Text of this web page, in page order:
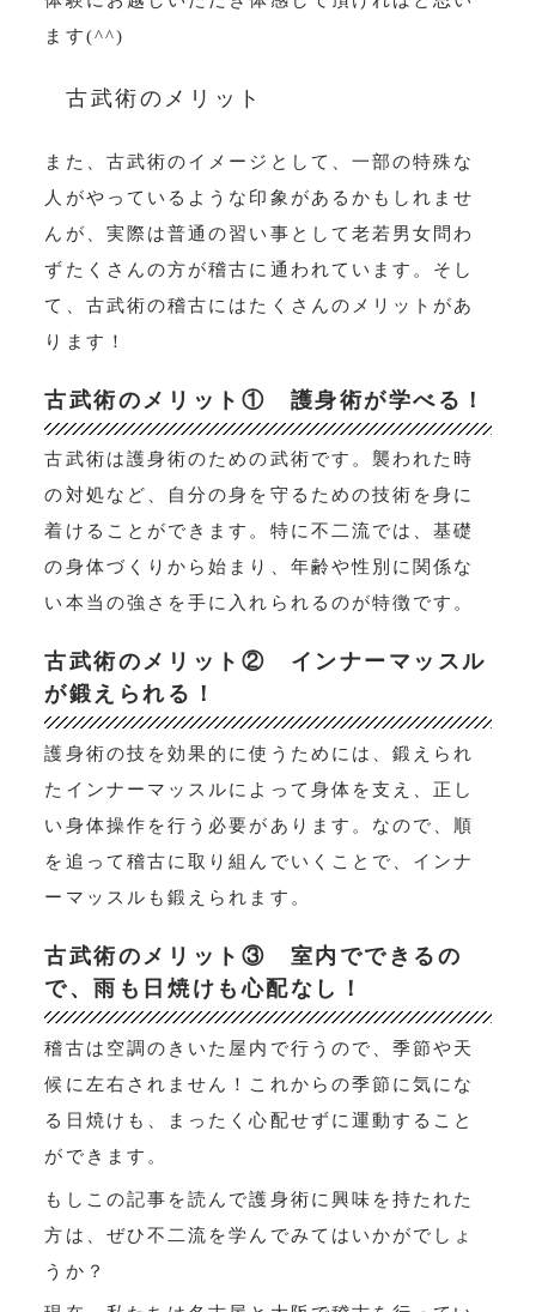
ます(^^)
古武術のメリット
また、古武術のイメージとして、一部の特殊な
人がやっているような印象があるかもしれませ
んが、実際は普通の習い事として老若男女問わ
ずたくさんの方が稽古に通われています。そし
て、古武術の稽古にはたくさんのメリットがあ
ります！
古武術のメリット① 護身術が学べる！
古武術は護身術のための武術です。襲われた時
の対処など、自分の身を守るための技術を身に
着けることができます。特に不二流では、基礎
の身体づくりから始まり、年齢や性別に関係な
い本当の強さを手に入れられるのが特徴です。
古武術のメリット② インナーマッスル
が鍛えられる！
護身術の技を効果的に使うためには、鍛えられ
たインナーマッスルによって身体を支え、正し
い身体操作を行う必要があります。なので、順
を追って稽古に取り組んでいくことで、インナ
ーマッスルも鍛えられます。
古武術のメリット③ 室内でできるの
で、雨も日焼けも心配なし！
稽古は空調のきいた屋内で行うので、季節や天
候に左右されません！これからの季節に気にな
る日焼けも、まったく心配せずに運動すること
ができます。
もしこの記事を読んで護身術に興味を持たれた
方は、ぜひ不二流を学んでみてはいかがでしょ
うか？